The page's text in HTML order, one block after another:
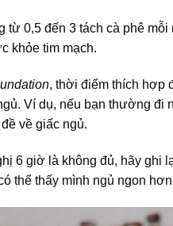
từ 0,5 đến 3 tách cà phê
khỏe tim mạch.
, thời điểm thích hợp
Ví dụ, nếu bạn thường đi
về giấc ngủ.
6 giờ là không đủ, hãy ghi
thể thấy mình ngủ ngon